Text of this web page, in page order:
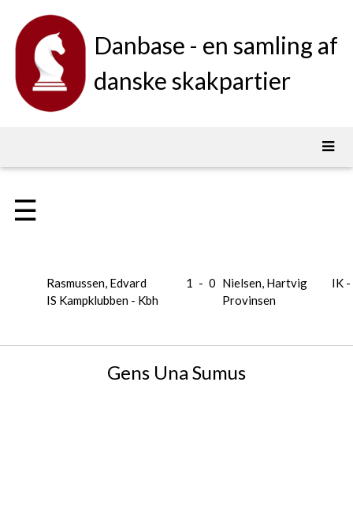
Danbase - en samling af
danske skakpartier
☰
Rasmussen, Edvard
IS Kampklubben - Kbh
1 - 0 Nielsen, Hartvig
Provinsen
IK
Gens Una Sumus